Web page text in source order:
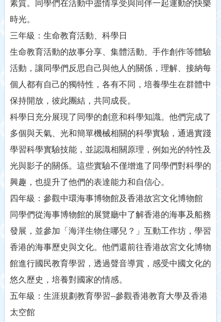
素質。同學們在活動中盡情享受與同伴一起運動的快樂
時光。
三年級：生命教育活動、科學日
生命教育活動的故事分享、集體活動、手作創作等體驗
活動，讓同學們反思自己與他人的關係，理解、接納每
個人都有自己的獨特性，各有不同，培養學生在群體中
保持開放，彼此團結，共同成長。
科學日充分展現了同學的創意和科學知識。他們完成了
多個與天氣、光和簡單機械相關的科學實驗，通過實踐
學習科學實驗技能，並認識相關原理，例如光的特性及
光與影子的關係。這些實驗不僅增進了同學們對科學的
興趣，也提升了他們的表達能力和自信心。
四年級：參觀中環海事博物館及香港故宮文化博物館
同學們從海事博物館的展覽廳中了解香港的海事及船務
發展，並參加「海洋生物住哪兒？」互動工作坊，學習
香港的海事歷史與文化。他們還前往香港故宮文化博物
館進行國民教育學習，透過聲音導賞，感受中國文化的
悠久歷史，培養對國家的情感。
五年級：生涯規劃教育學習--參觀香港教育大學及香港
太空館